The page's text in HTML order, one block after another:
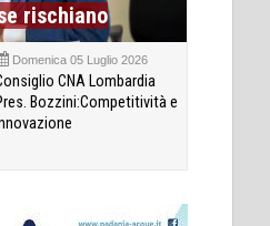
rischiano
Domenica 05 Luglio 2026
CNA Lombardia
Bozzini:Competitività e